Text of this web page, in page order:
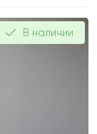
В наличии